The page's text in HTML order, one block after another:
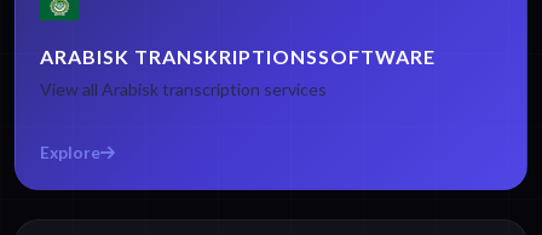
ARABISK TRANSKRIPTIONSSOFTWARE
View all Arabisk transcription services
Explore